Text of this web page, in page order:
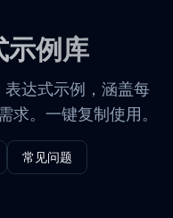
例库
达式示例，涵盖每
求。一键复制使用。
常见问题